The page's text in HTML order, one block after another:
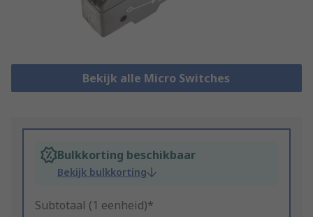
Bekijk alle Micro Switches
Bulkkorting beschikbaar
Bekijk bulkkorting
Subtotaal (1 eenheid)*